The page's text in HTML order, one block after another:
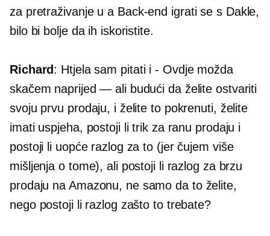
za pretraživanje u a Back-end igrati se s Dakle,
bilo bi bolje da ih iskoristite.
Richard: Htjela sam pitati i- Ovdje možda
skačem naprijed — ali budući da želite ostvariti
svoju prvu prodaju, i želite to pokrenuti, želite
imati uspjeha, postoji li trik za ranu prodaju i
postoji li uopće razlog za to (jer čujem više
mišljenja o tome), ali postoji li razlog za brzu
prodaju na Amazonu, ne samo da to želite,
nego postoji li razlog zašto to trebate?